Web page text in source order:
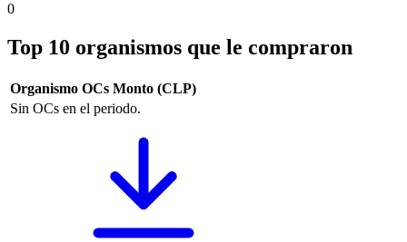
0
Top 10 organismos que le compraron
Organismo OCs Monto (CLP)
Sin OCs en el periodo.